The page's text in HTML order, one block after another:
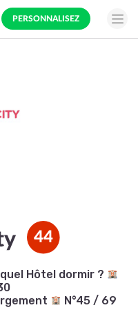
PERSONNALISEZ
44
Hôtel dormir ?
N°45 / 69